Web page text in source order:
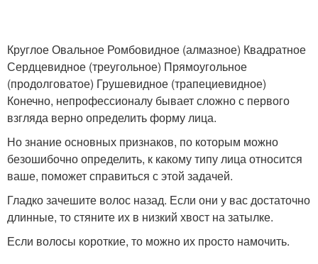
Круглое Овальное Ромбовидное (алмазное) Квадратное
Сердцевидное (треугольное) Прямоугольное
(продолговатое) Грушевидное (трапециевидное)
Конечно, непрофессионалу бывает сложно с первого
взгляда верно определить форму лица.
Но знание основных признаков, по которым можно
безошибочно определить, к какому типу лица относится
ваше, поможет справиться с этой задачей.
Гладко зачешите волос назад. Если они у вас достаточно
длинные, то стяните их в низкий хвост на затылке.
Если волосы короткие, то можно их просто намочить.